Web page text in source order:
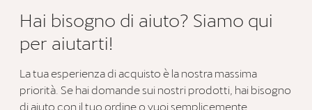
Hai bisogno di aiuto? Siamo qui
per aiutarti!
La tua esperienza di acquisto è la nostra massima
priorità. Se hai domande sui nostri prodotti, hai bisogno
di aiuto con il tuo ordine o vuoi semplicemente